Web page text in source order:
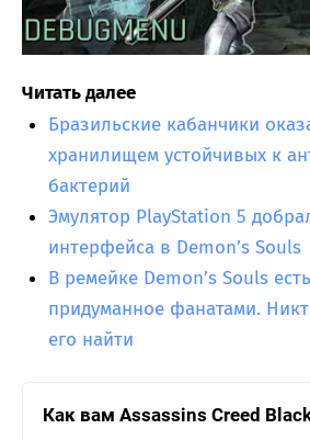
Читать далее
Бразильские кабанчики
хранилищем устойчивых к
бактерий
Эмулятор PlayStation 5
интерфейса в Demon’s Souls
В ремейке Demon’s Souls
придуманное фанатами.
его найти
Как вам Assassins Creed